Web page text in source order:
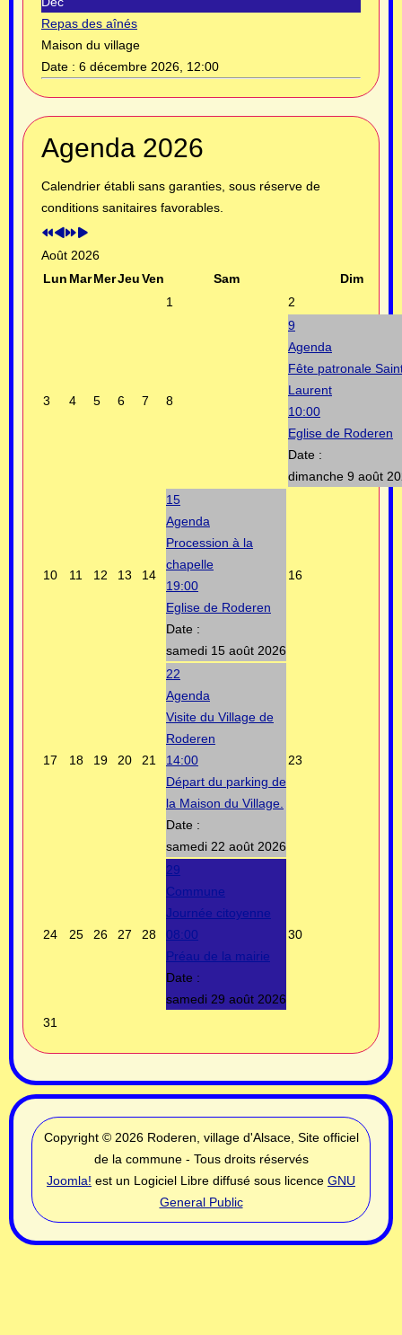
Repas des aînés
Maison du village
Date : 6 décembre 2026, 12:00
Agenda 2026
Calendrier établi sans garanties, sous réserve de
conditions sanitaires favorables.
Année
précédente
précédent
suivante
suivant
Août 2026
Lun MarMerJeuVen Sam
Dim
1
2
3 4 5 6 7 8
9
Agenda
Fête patronale
Laurent
10:00
Eglise de Roderen
Date :
dimanche 9 août
10 11 12 13 14
15
Agenda
Procession à la
chapelle
19:00
Eglise de Roderen
Date :
samedi 15 août 2026
16
17 18 19 20 21
22
Agenda
Visite du Village de
Roderen
14:00
Départ du parking de
la Maison du Village.
Date :
samedi 22 août 2026
23
24 25 26 27 28
29
Commune
Journée citoyenne
08:00
Préau de la mairie
Date :
samedi 29 août 2026
30
31
Copyright © 2026 Roderen, village d'Alsace, Site officiel
de la commune - Tous droits réservés
Joomla! est un Logiciel Libre diffusé sous licence GNU
General Public